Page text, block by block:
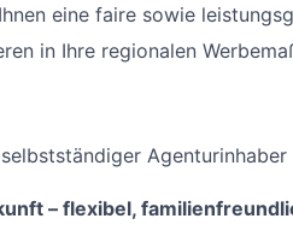
eine faire sowie
in Ihre regionalen
Agenturinhaber
– flexibel,